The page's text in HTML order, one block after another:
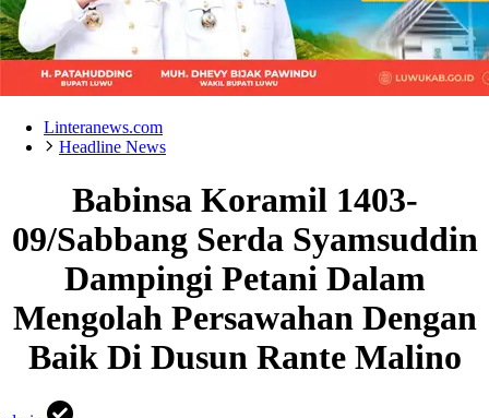
Linteranews.com
Headline News
Babinsa Koramil 1403-
09/Sabbang Serda Syamsuddin
Dampingi Petani Dalam
Mengolah Persawahan Dengan
Baik Di Dusun Rante Malino